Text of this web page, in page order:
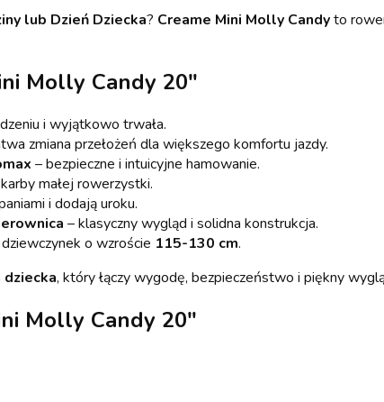
lub Dzień Dziecka? Creame Mini Molly Candyto
Molly Candy 20"
i wyjątkowo trwała.
zmiana przełożeń dla większego komfortu jazdy.
– bezpieczne i intuicyjne hamowanie.
małej rowerzystki.
i dodają uroku.
– klasyczny wygląd i solidna konstrukcja.
o wzroście 115-130 cm.
, który łączy wygodę, bezpieczeństwo i piękny
Molly Candy 20"